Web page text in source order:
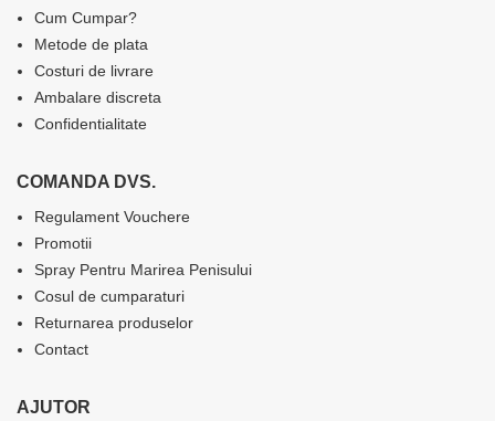
Cum Cumpar?
Metode de plata
Costuri de livrare
Ambalare discreta
Confidentialitate
COMANDA DVS.
Regulament Vouchere
Promotii
Spray Pentru Marirea Penisului
Cosul de cumparaturi
Returnarea produselor
Contact
AJUTOR